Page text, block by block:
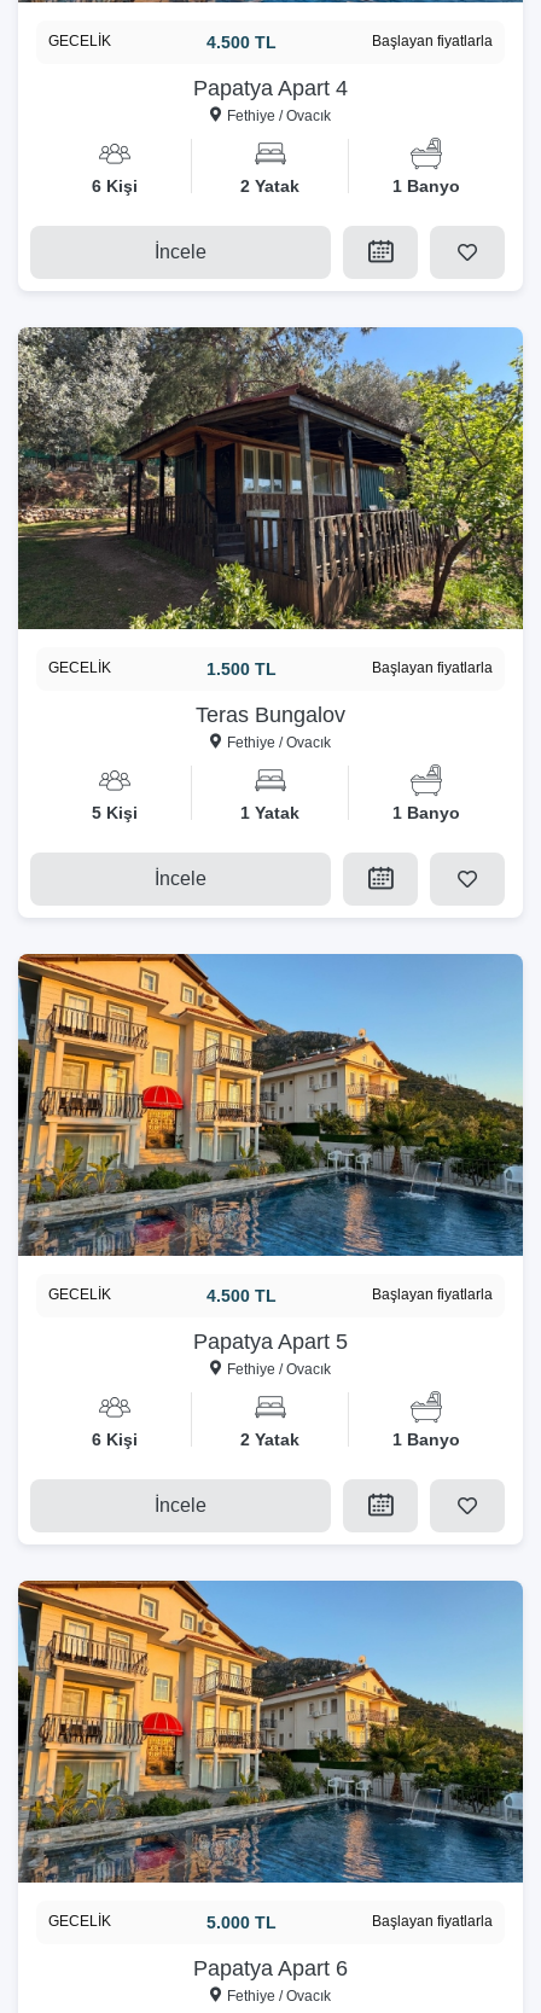
Papatya Apart 4
Fethiye / Ovacık
GECELİK 4.500 TL Başlayan fiyatlarla
6 Kişi 2 Yatak 1 Banyo
İncele
Teras Bungalov
Fethiye / Ovacık
GECELİK 1.500 TL Başlayan fiyatlarla
5 Kişi 1 Yatak 1 Banyo
İncele
Papatya Apart 5
Fethiye / Ovacık
GECELİK 4.500 TL Başlayan fiyatlarla
6 Kişi 2 Yatak 1 Banyo
İncele
Papatya Apart 6
Fethiye / Ovacık
GECELİK 5.000 TL Başlayan fiyatlarla